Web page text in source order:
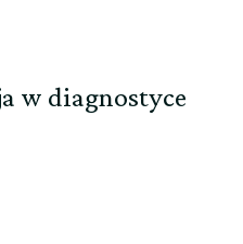
w diagnostyce